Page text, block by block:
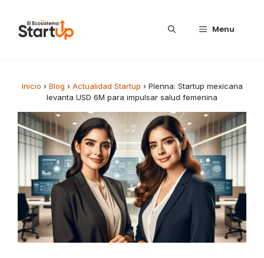
Menu
Inicio › Blog › Actualidad Startup › Plenna: Startup mexicana
levanta USD 6M para impulsar salud femenina